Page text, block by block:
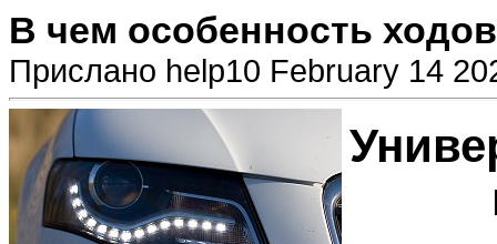
В чем особенность
Прислано help10 February 14